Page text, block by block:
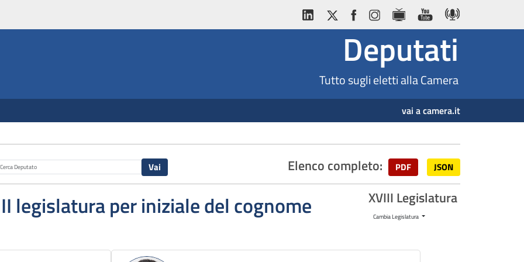
Deputati
Tutto sugli eletti alla Camera
vai a camera.it
Elenco completo: PDF JSON
legislatura per iniziale del cognome XVIII Legislatura
Cambia Legislatura